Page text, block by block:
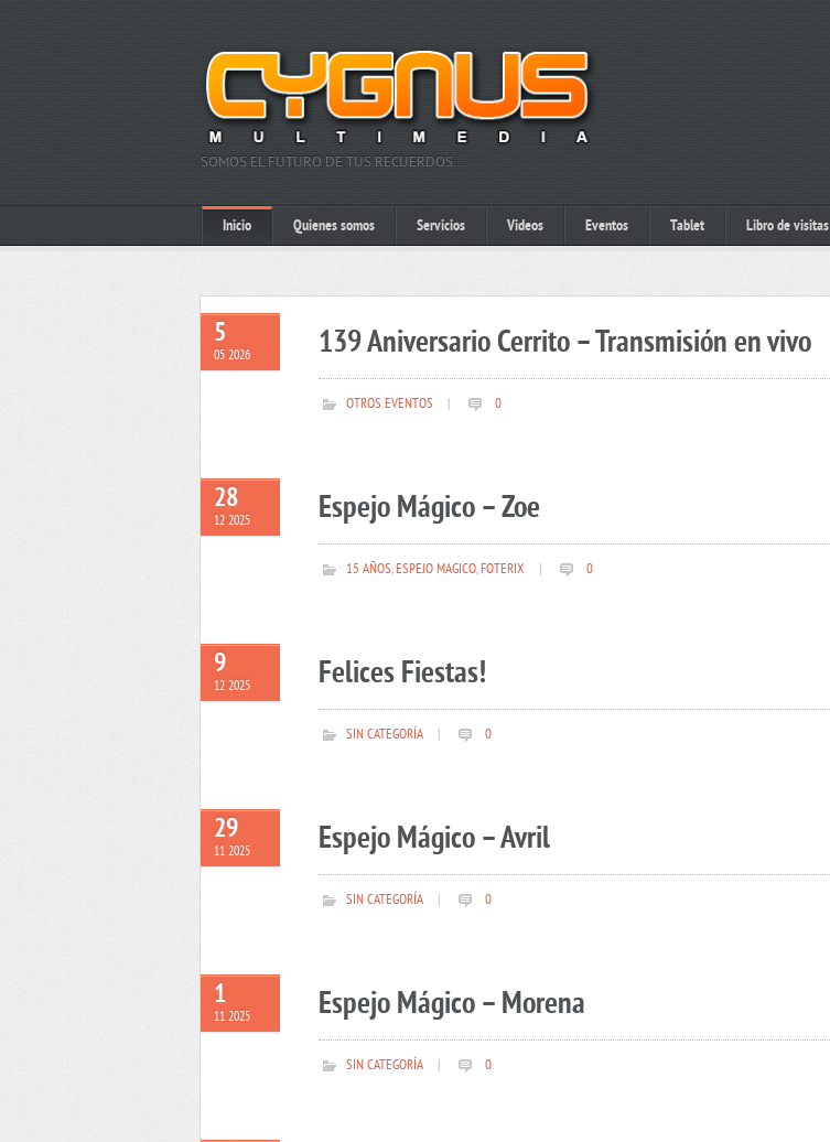
SOMOS EL FUTURO DE TUS RECUERDOS…
Inicio Quienes somos Servicios Videos Eventos Tablet Libro de visitas
5
05 2026 139 Aniversario Cerrito – Transmisión en vivo
OTROS EVENTOS 0
28
12 2025 Espejo Mágico – Zoe
15 AÑOS,ESPEJO MAGICO,FOTERIX 0
9
12 2025 Felices Fiestas!
SIN CATEGORÍA 0
29
11 2025 Espejo Mágico – Avril
SIN CATEGORÍA 0
1
11 2025 Espejo Mágico – Morena
SIN CATEGORÍA 0